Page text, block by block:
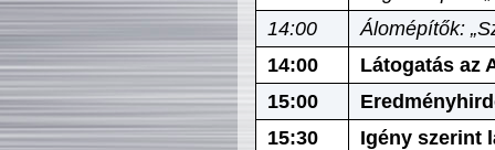
14:00
Álomépítők:
14:00
Látogatás az
15:00
15:30
Igény szerint